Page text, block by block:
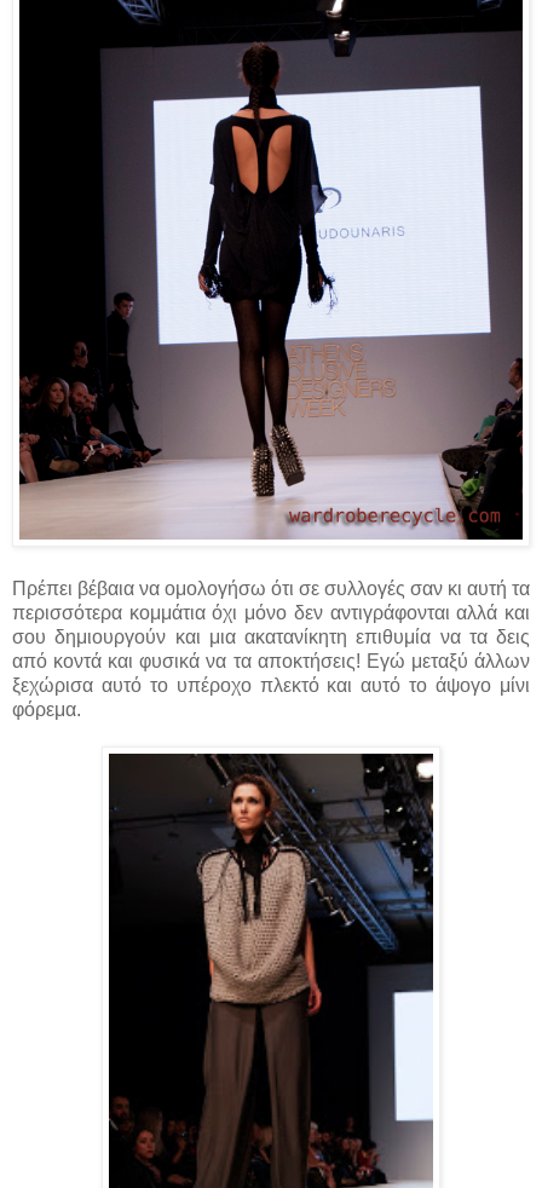
Πρέπει βέβαια να ομολογήσω ότι σε συλλογές σαν κι αυτή τα
περισσότερα κομμάτια όχι μόνο δεν αντιγράφονται αλλά και
σου δημιουργούν και μια ακατανίκητη επιθυμία να τα δεις
από κοντά και φυσικά να τα αποκτήσεις! Εγώ μεταξύ άλλων
ξεχώρισα αυτό το υπέροχο πλεκτό και αυτό το άψογο μίνι
φόρεμα.